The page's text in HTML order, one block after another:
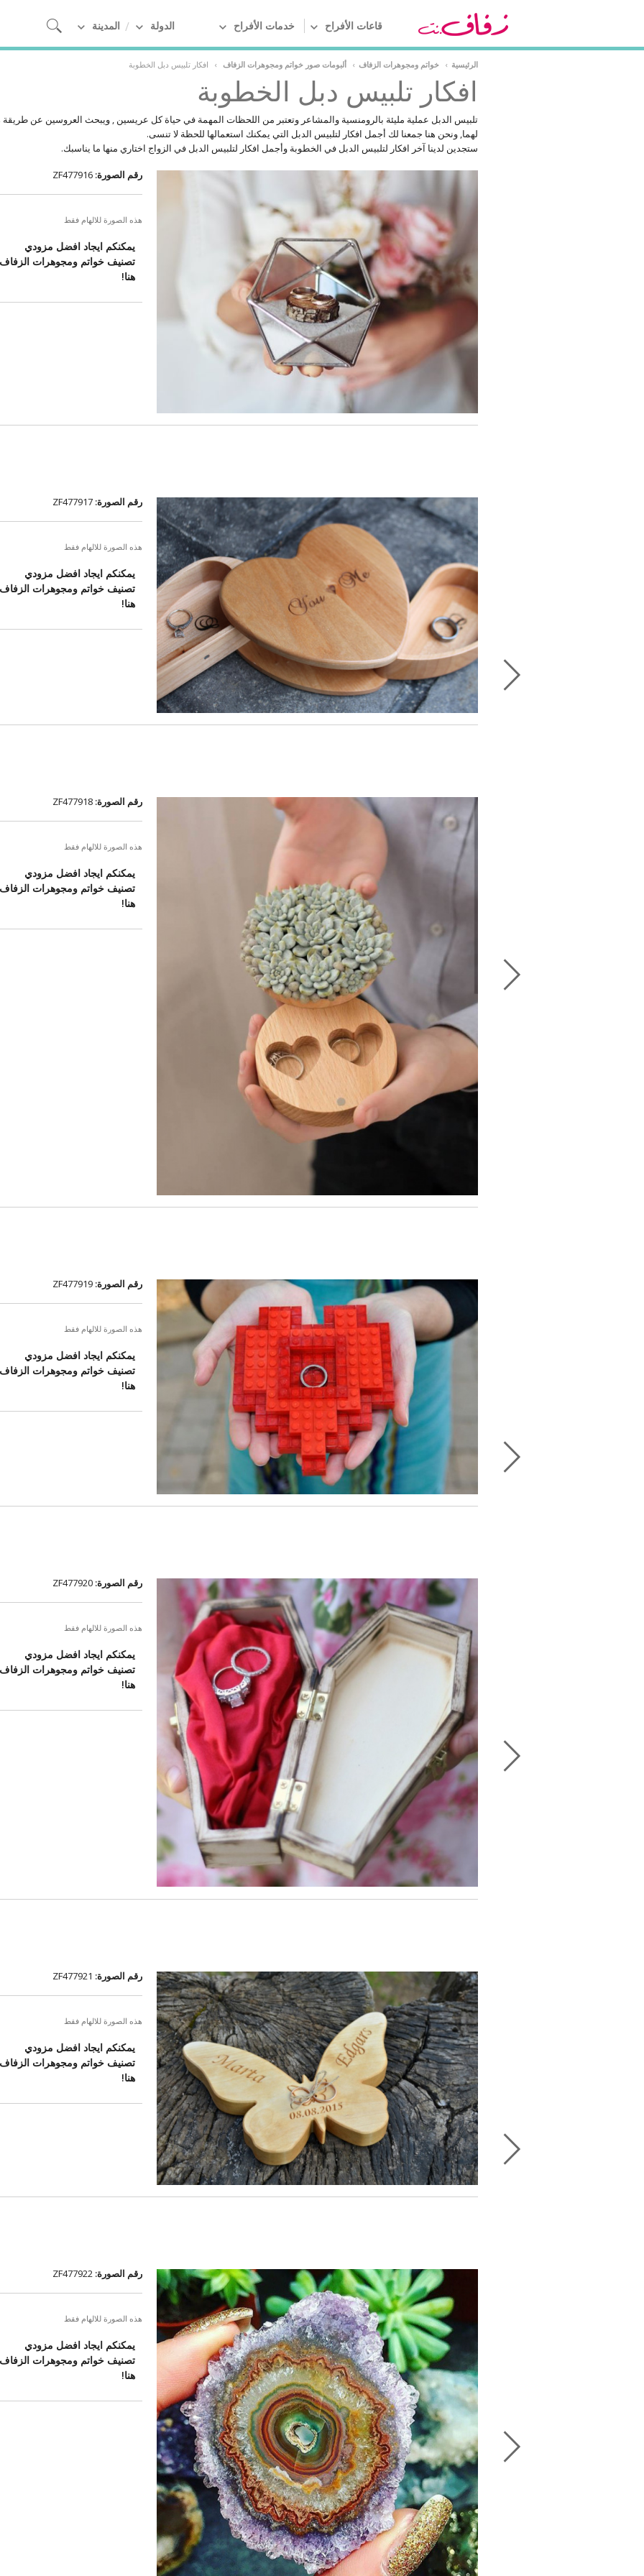
قاعات الأفراح خدمات الأفراح الدولة المدينة
الرئيسية › خواتم ومجوهرات الزفاف › ألبومات صور خواتم ومجوهرات الزفاف › افكار تلبيس دبل الخطوبة
افكار تلبيس دبل الخطوبة
تلبيس الدبل عملية مليئة بالرومنسية والمشاعر وتعتبر من اللحظات المهمة في حياة كل عريسين , ويبحث العروسين عن
لهما, ونحن هنا جمعنا لك أجمل افكار لتلبيس الدبل التي يمكنك استعمالها للحظة لا تنسى.
ستجدين لدينا آخر افكار لتلبيس الدبل في الخطوبة وأجمل افكار لتلبيس الدبل في الزواج اختاري منها ما يناسبك.
رقم الصورة:
هذه الصورة للالهام فقط
يمكنكم ايجاد افضل مزودي
تصنيف خواتم ومجوهرات الزفاف
هنا!
رقم الصورة:
هذه الصورة للالهام فقط
يمكنكم ايجاد افضل مزودي
تصنيف خواتم ومجوهرات الزفاف
هنا!
رقم الصورة:
هذه الصورة للالهام فقط
يمكنكم ايجاد افضل مزودي
تصنيف خواتم ومجوهرات الزفاف
هنا!
رقم الصورة:
هذه الصورة للالهام فقط
يمكنكم ايجاد افضل مزودي
تصنيف خواتم ومجوهرات الزفاف
هنا!
رقم الصورة:
هذه الصورة للالهام فقط
يمكنكم ايجاد افضل مزودي
تصنيف خواتم ومجوهرات الزفاف
هنا!
رقم الصورة:
هذه الصورة للالهام فقط
يمكنكم ايجاد افضل مزودي
تصنيف خواتم ومجوهرات الزفاف
هنا!
رقم الصورة:
هذه الصورة للالهام فقط
يمكنكم ايجاد افضل مزودي
تصنيف خواتم ومجوهرات الزفاف
هنا!